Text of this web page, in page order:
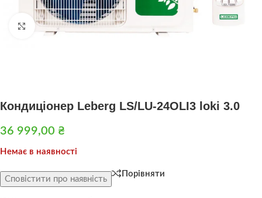
Натисніть, щоб збільшити
Кондиціонер Leberg LS/LU-24OLI3 loki 3.0
36 999,00 ₴
Немає в наявності
Сповістити про наявність
Порівняти